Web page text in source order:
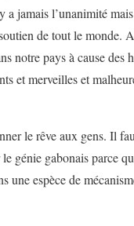
a jamais l’unanimité
de tout le monde.
notre pays à cause des
et merveilles et
le rêve aux gens. Il
génie gabonais parce
une espèce de